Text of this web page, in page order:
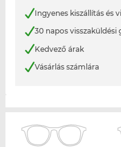
Ingyenes kiszállítás és
30 napos visszaküldési
Kedvező árak
Vásárlás számlára